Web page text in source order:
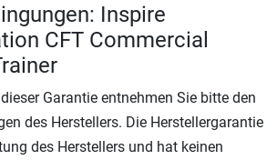
Inspire
CFT Commercial
Garantie entnehmen Sie bitte den
des Herstellers. Die Herstellergarantie
des Herstellers und hat keinen